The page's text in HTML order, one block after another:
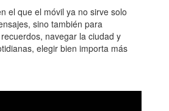
el que el móvil ya no sirve solo
sino también para
navegar la ciudad y
elegir bien importa más